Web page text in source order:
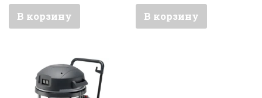
В корзину В корзину